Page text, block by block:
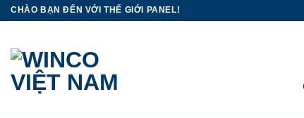
SkipCHÀO BẠN ĐẾN VỚI THẾ GIỚI PANEL!